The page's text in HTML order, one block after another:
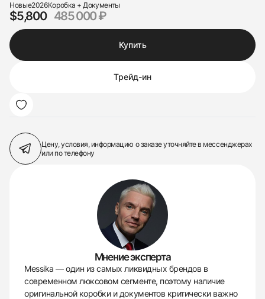
Новые2026Коробка + Документы
$5,800 485 000 ₽
Купить
Трейд-ин
Цену, условия, информацию о заказеуточняйте в мессенджерах
или по телефону
Мнение эксперта
Messika — один из самых ликвидных брендов в
современном люксовом сегменте, поэтому наличие
оригинальной коробки и документов критически важно